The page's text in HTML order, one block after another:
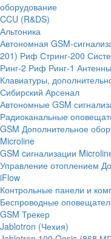
оборудование
CCU (R&DS)
Альтоника
Автономная GSM-
201) Риф Стринг-200
Ринг-2 Риф Ринг-1
Клавиатуры,
Сибирский Арсенал
Автономные GSM
Радиоканальные
GSM Дополнительное
Microline
GSM cигнализации
Управление отоплением
iFlow
Контрольные панели и
Беспроводные
GSM Трекер
Jablotron (Чехия)